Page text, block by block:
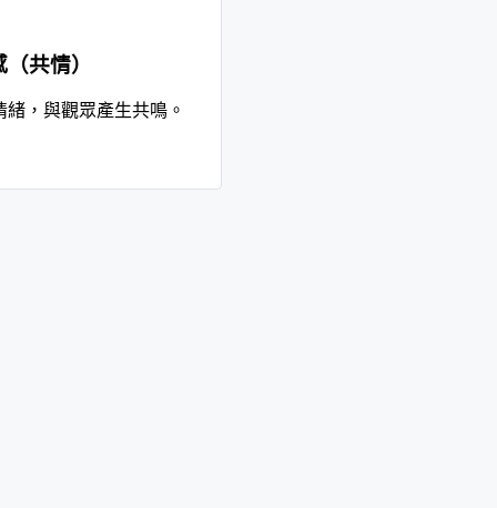
共情）
，與觀眾產生共鳴。